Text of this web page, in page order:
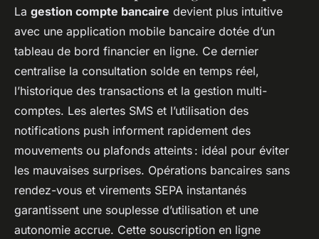
La gestion compte bancaire devient plus intuitive
avec une application mobile bancaire dotée d’un
tableau de bord financier en ligne. Ce dernier
centralise la consultation solde en temps réel,
l’historique des transactions et la gestion multi-
comptes. Les alertes SMS et l’utilisation des
notifications push informent rapidement des
mouvements ou plafonds atteints : idéal pour éviter
les mauvaises surprises. Opérations bancaires sans
rendez-vous et virements SEPA instantanés
garantissent une souplesse d’utilisation et une
autonomie accrue. Cette souscription en ligne